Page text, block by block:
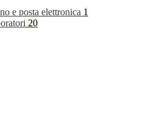
e posta elettronica 1
20